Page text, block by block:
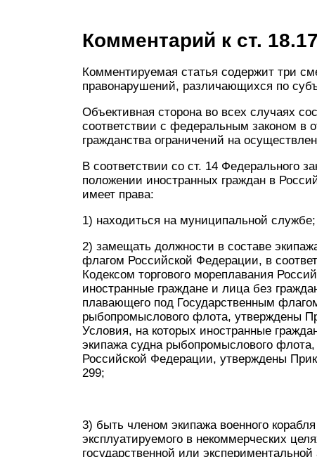
Комментарий к ст.
Комментируемая статья содержит три
правонарушений, различающихся по
Объективная сторона во всех случаях
соответствии с федеральным законом в
гражданства ограничений на
В соответствии со ст. 14 Федерального
положении иностранных граждан в
имеет права:
1) находиться на муниципальной службе;
2) замещать должности в составе
флагом Российской Федерации, в
Кодексом торгового мореплавания
иностранные граждане и лица без
плавающего под Государственным
рыбопромыслового флота, утверждены
Условия, на которых иностранные
экипажа судна рыбопромыслового
Российской Федерации, утверждены
299;
3) быть членом экипажа военного
эксплуатируемого в некоммерческих
государственной или